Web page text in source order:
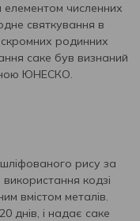
численних
святкування в
скромних родинних
саке був визнаний
ЮНЕСКО.
рису за
кодзі
вмістом металів.
днів, і надає саке